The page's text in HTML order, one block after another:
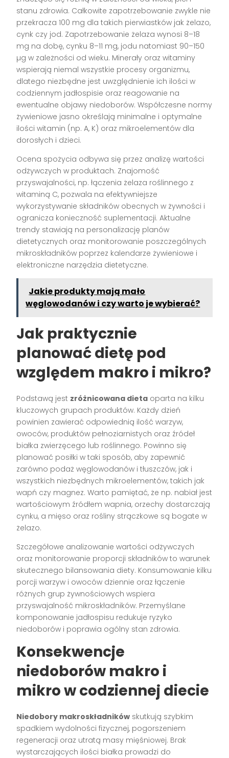
stanu zdrowia. Całkowite zapotrzebowanie zwykle nie
przekracza 100 mg dla takich pierwiastków jak żelazo,
cynk czy jod. Zapotrzebowanie żelaza wynosi 8–18
mg na dobę, cynku 8–11 mg, jodu natomiast 90–150
µg w zależności od wieku. Minerały oraz witaminy
wspierają niemal wszystkie procesy organizmu,
dlatego niezbędne jest uwzględnienie ich ilości w
codziennym jadłospisie oraz reagowanie na
ewentualne objawy niedoborów. Współczesne normy
żywieniowe jasno określają minimalne i optymalne
ilości witamin (np. A, K) oraz mikroelementów dla
dorosłych i dzieci.
Ocena spożycia odbywa się przez analizę wartości
odżywczych w produktach. Znajomość
przyswajalności, np. łączenia żelaza roślinnego z
witaminą C, pozwala na efektywniejsze
wykorzystywanie składników obecnych w żywności i
ogranicza konieczność suplementacji. Aktualne
trendy stawiają na personalizację planów
dietetycznych oraz monitorowanie poszczególnych
mikroskładników poprzez kalendarze żywieniowe i
elektroniczne narzędzia dietetyczne.
Jakie produkty mają mało
węglowodanów i czy warto je wybierać?
Jak praktycznie
planować dietę pod
względem makro i mikro?
Podstawą jest zróżnicowana dieta oparta na kilku
kluczowych grupach produktów. Każdy dzień
powinien zawierać odpowiednią ilość warzyw,
owoców, produktów pełnoziarnistych oraz źródeł
białka zwierzęcego lub roślinnego. Powinno się
planować posiłki w taki sposób, aby zapewnić
zarówno podaż węglowodanów i tłuszczów, jak i
wszystkich niezbędnych mikroelementów, takich jak
wapń czy magnez. Warto pamiętać, że np. nabiał jest
wartościowym źródłem wapnia, orzechy dostarczają
cynku, a mięso oraz rośliny strączkowe są bogate w
żelazo.
Szczegółowe analizowanie wartości odżywczych
oraz monitorowanie proporcji składników to warunek
skutecznego bilansowania diety. Konsumowanie kilku
porcji warzyw i owoców dziennie oraz łączenie
różnych grup żywnościowych wspiera
przyswajalność mikroskładników. Przemyślane
komponowanie jadłospisu redukuje ryzyko
niedoborów i poprawia ogólny stan zdrowia.
Konsekwencje
niedoborów makro i
mikro w codziennej diecie
Niedobory makroskładników skutkują szybkim
spadkiem wydolności fizycznej, pogorszeniem
regeneracji oraz utratą masy mięśniowej. Brak
wystarczających ilości białka prowadzi do